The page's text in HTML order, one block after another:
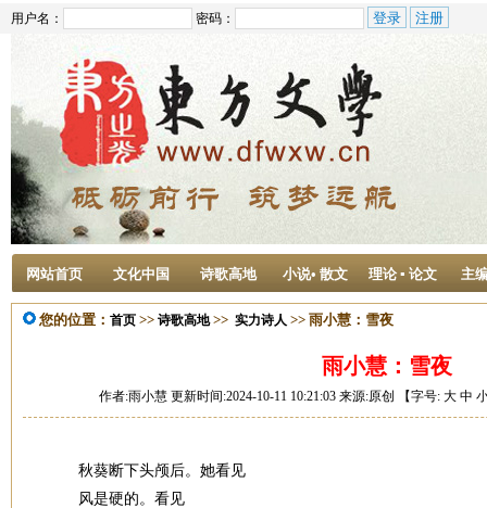
用户名： 密码：
网站首页 文化中国 诗歌高地 小说• 散文 理论 ▪ 论文 主
您的位置： 首页 >> 诗歌高地>> 实力诗人 >> 雨小慧：雪夜
雨小慧：雪夜
作者:雨小慧 更新时间:2024-10-11 10:21:03 来源:原创 【字号: 大 中
秋葵断下头颅后。她看见
风是硬的。看见